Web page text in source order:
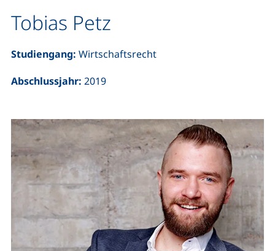
Tobias Petz
Studiengang: Wirtschaftsrecht
Abschlussjahr: 2019